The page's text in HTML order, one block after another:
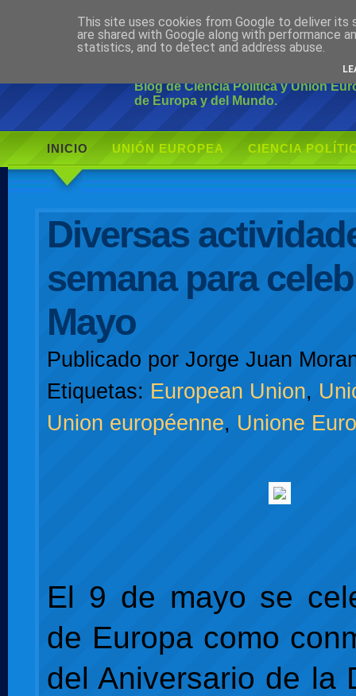
Ciudadano
Blog de Ciencia Política y Unión
de Europa y del Mundo.
INICIO UNIÓN EUROPEA CIENCIA
Diversas
semana para
Mayo
Publicado por Jorge Juan
Etiquetas: European Union,
Union européenne, Unione
El 9 de mayo se
de Europa como
del Aniversario de la
This site uses cookies from Google to deliver its
are shared with Google along with performance
statistics, and to detect and address abuse.